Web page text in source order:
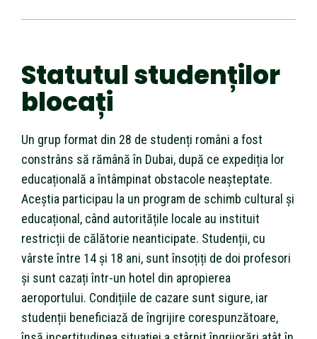
Statutul studenților
blocați
Un grup format din 28 de studenți români a fost
constrâns să rămână în Dubai, după ce expediția lor
educațională a întâmpinat obstacole neașteptate.
Aceștia participau la un program de schimb cultural și
educațional, când autoritățile locale au instituit
restricții de călătorie neanticipate. Studenții, cu
vârste între 14 și 18 ani, sunt însoțiți de doi profesori
și sunt cazați într-un hotel din apropierea
aeroportului. Condițiile de cazare sunt sigure, iar
studenții beneficiază de îngrijire corespunzătoare,